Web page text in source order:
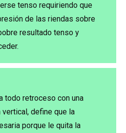
tenso requiriendo que
de las riendas sobre
resultado tenso y
todo retroceso con una
define que la
porque le quita la